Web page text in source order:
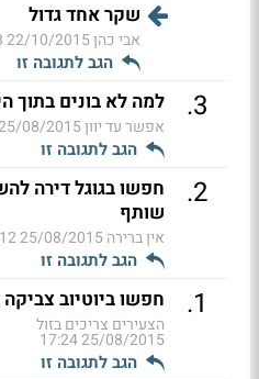
שקר אחד גדול
אבי כהן22/10/2015 13:38
הגב לתגובה זו
3
. למה לא בונים בתוך
אפשר עד יוון08/2015 22:09
הגב לתגובה זו
2
.
חפשו בגוגל דירה
שותף
אין ברירה25/08/2015 20:12
הגב לתגובה זו
1
. חפשו ביוטיוב צביקה
הצעירים צריכים בזול
25/08/2015 17:24
הגב לתגובה זו